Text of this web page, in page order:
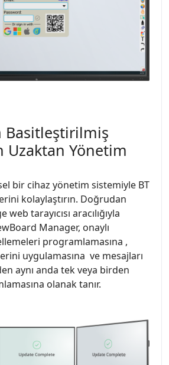
Basitleştirilmiş
Uzaktan Yönetim
bir cihaz yönetim sistemiyle BT
kolaylaştırın. Doğrudan
tarayıcısı aracılığıyla
Manager, onaylı
programlamasına ,
uygulamasına ve mesajları
aynı anda tek veya birden
olanak tanır.